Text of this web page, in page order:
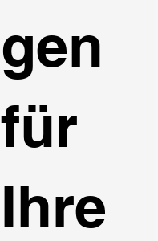
gen
für
Ihre